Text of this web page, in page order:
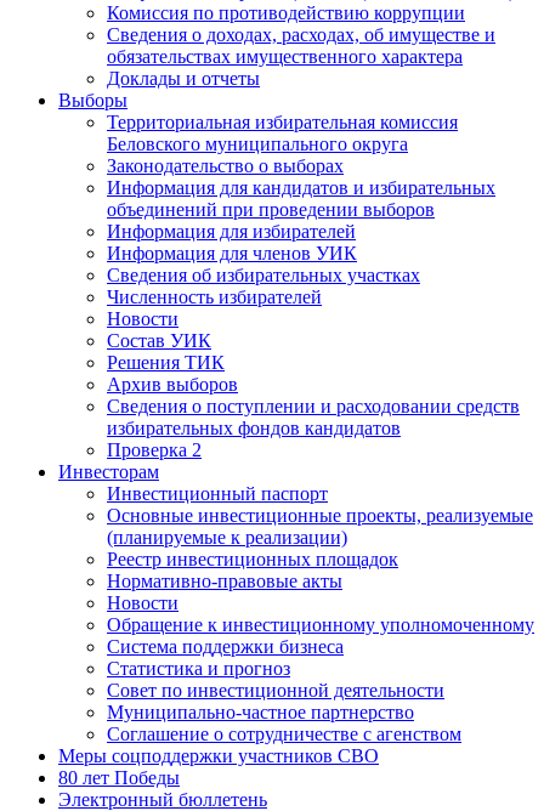
Комиссия по противодействию коррупции
Сведения о доходах, расходах, об имуществе и
обязательствах имущественного характера
Доклады и отчеты
Выборы
Территориальная избирательная комиссия
Беловского муниципального округа
Законодательство о выборах
Информация для кандидатов и избирательных
объединений при проведении выборов
Информация для избирателей
Информация для членов УИК
Сведения об избирательных участках
Численность избирателей
Новости
Состав УИК
Решения ТИК
Архив выборов
Сведения о поступлении и расходовании средств
избирательных фондов кандидатов
Проверка 2
Инвесторам
Инвестиционный паспорт
Основные инвестиционные проекты, реализуемые
(планируемые к реализации)
Реестр инвестиционных площадок
Нормативно-правовые акты
Новости
Обращение к инвестиционному уполномоченному
Система поддержки бизнеса
Статистика и прогноз
Совет по инвестиционной деятельности
Муниципально-частное партнерство
Соглашение о сотрудничестве с агенством
Меры соцподдержки участников СВО
80 лет Победы
Электронный бюллетень